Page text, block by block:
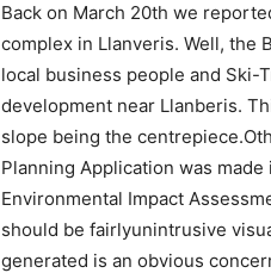
Back on March 20th we
complex in Llanveris. Well, the
local business people and Ski-
development near Llanberis.
slope being the
Planning Application was
Environmental Impact
should be fairlyunintrusive
generated is an obvious